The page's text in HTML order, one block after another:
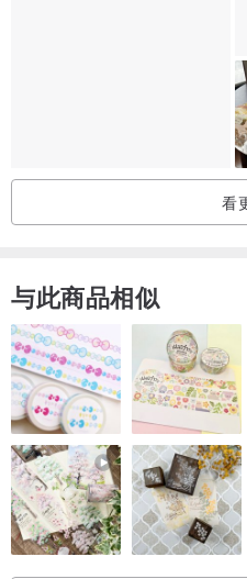
茜草根，又别名血见愁，别觉得他
药材的一种。
《本草纲目》记载：能“通经脉，
除为药用以外更为东方古代皇室
上品首选。
看
与此商品相似